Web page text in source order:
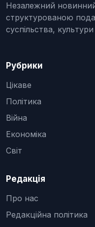
Незалежний
структурованою
суспільства,
Рубрики
Цікаве
Політика
Війна
Економіка
Світ
Редакція
Про нас
Редакційна політика